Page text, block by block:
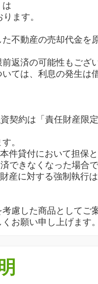
は
ます。
不動産の売却代金を
返済の可能性もござ
ては、利息の発生は
契約は「責任財産限
。
件貸付において担保
できなくなった場合
産に対する強制執行
慮した商品としてご
お願い申し上げます